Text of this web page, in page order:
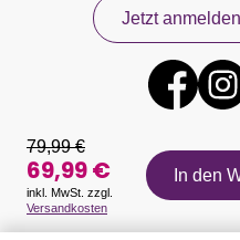
Jetzt anmelden
Auszeichnungen
79,99 €
69,99 €
inkl. MwSt. zzgl.
Versandkosten
In den